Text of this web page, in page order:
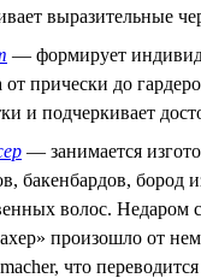
выразительные
— формирует
от прически до
и подчеркивает
— занимается
бакенбардов, бород
волос. Недаром
произошло от
что